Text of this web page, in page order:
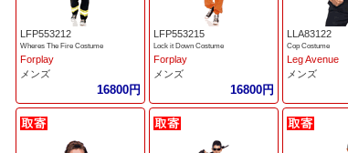
LFP553212
Wheres The Fire Costume
Forplay
メンズ
16800円
LFP553215
Lock it Down Costume
Forplay
メンズ
16800円
LLA83122
Cop Costume
Leg Avenue
メンズ